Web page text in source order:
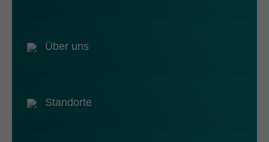
Über uns
Standorte